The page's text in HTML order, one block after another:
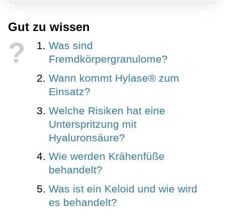
Gut zu wissen
?
Was sind
Fremdkörpergranulome?
Wann kommt Hylase® zum
Einsatz?
Welche Risiken hat eine
Unterspritzung mit
Hyaluronsäure?
Wie werden Krähenfüße
behandelt?
Was ist ein Keloid und wie wird
es behandelt?